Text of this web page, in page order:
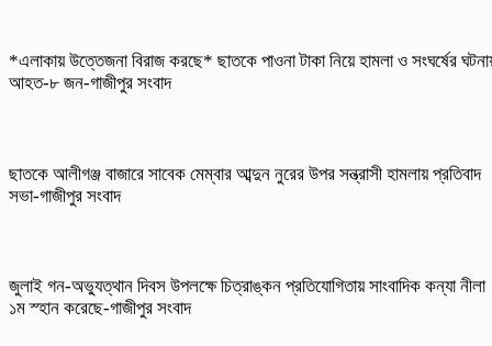
*এলাকায় উত্তেজনা বিরাজ করছে* ছাতকে পাওনা টাকা নিয়ে হামলা ও সংঘর্ষের
আহত-৮ জন-গাজীপুর সংবাদ
ছাতকে আলীগঞ্জ বাজারে সাবেক মেম্বার আব্দুন নুরের উপর সন্ত্রাসী হামলায় প্রতিবাদ
সভা-গাজীপুর সংবাদ
জুলাই গন-অভ্যুত্থান দিবস উপলক্ষে চিত্রাঙ্কন প্রতিযোগিতায় সাংবাদিক কন্যা নীলা
১ম স্হান করেছে-গাজীপুর সংবাদ